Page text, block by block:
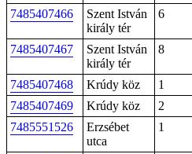
7485407466
Szent István
király tér
6
7485407467
Szent István
király tér
8
7485407468 Krúdy köz 1
7485407469
Krúdy köz 2
7485551526
Erzsébet
utca
1